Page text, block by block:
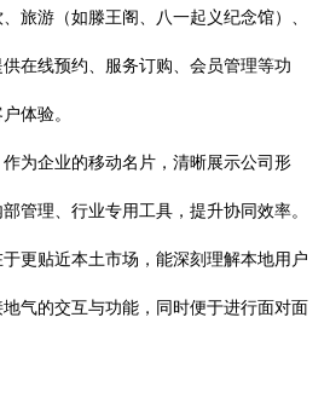
、旅游（如滕王阁、八一起义纪念馆）、
在线预约、服务订购、会员管理等功
体验。
作为企业的移动名片，清晰展示公司形
管理、行业专用工具，提升协同效率。
更贴近本土市场，能深刻理解本地用户
气的交互与功能，同时便于进行面对面